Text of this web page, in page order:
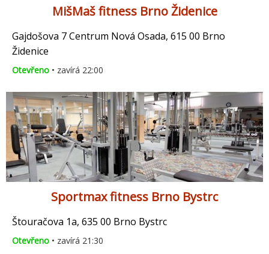
MišMaš fitness Brno Židenice
Gajdošova 7 Centrum Nová Osada, 615 00 Brno
Židenice
Otevřeno • zavírá 22:00
Sportmax fitness Brno Bystrc
Štouračova 1a, 635 00 Brno Bystrc
Otevřeno • zavírá 21:30